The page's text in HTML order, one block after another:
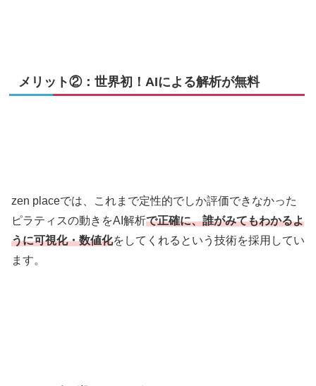
メリット②：世界初！AIによる解析が無料
zen placeでは、これまで定性的でしか評価できなかった
ピラティスの動きをAI解析で正確に、誰がみてもわかるよ
うに可視化・数値化をしてくれるという技術を採用してい
ます。